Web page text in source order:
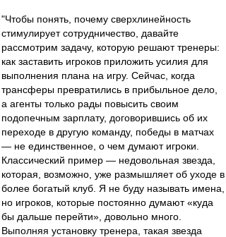
"Чтобы понять, почему сверхлинейность
стимулирует сотрудничество, давайте
рассмотрим задачу, которую решают тренеры:
как заставить игроков приложить усилия для
выполнения плана на игру. Сейчас, когда
трансферы превратились в прибыльное дело,
а агенты только рады повысить своим
подопечным зарплату, договорившись об их
переходе в другую команду, победы в матчах
— не единственное, о чем думают игроки.
Классический пример — недовольная звезда,
которая, возможно, уже размышляет об уходе в
более богатый клуб. Я не буду называть имена,
но игроков, которые постоянно думают «куда
бы дальше перейти», довольно много.
Выполняя установку тренера, такая звезда